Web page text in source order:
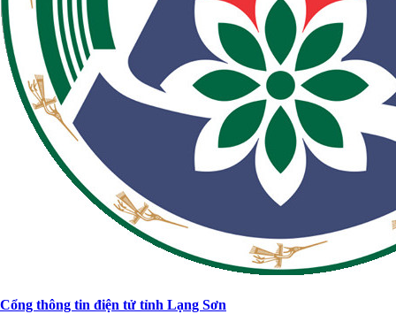
Cổng thông tin điện tử tỉnh Lạng Sơn